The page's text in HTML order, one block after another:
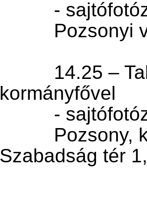
kormányfővel
Szabadság tér